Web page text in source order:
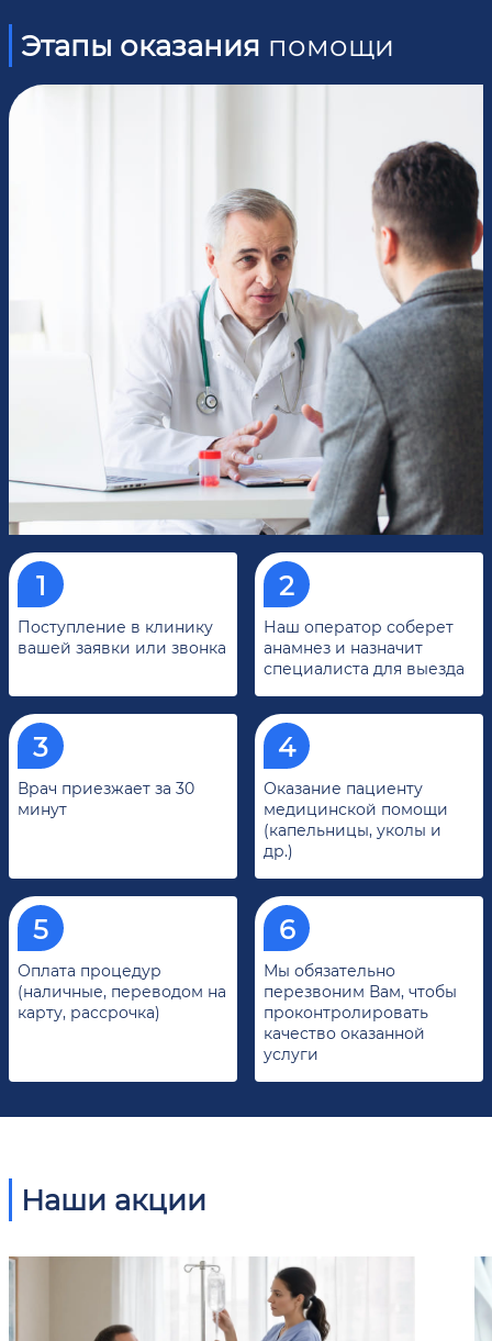
Этапы оказания помощи
Поступление в клинику
вашей заявки или звонка
Наш оператор соберет
анамнез и назначит
специалиста для выезда
Врач приезжает за 30
минут
Оказание пациенту
медицинской помощи
(капельницы, уколы и
др.)
Оплата процедур
(наличные, переводом на
карту, рассрочка)
Мы обязательно
перезвоним Вам, чтобы
проконтролировать
качество оказанной
услуги
Наши акции